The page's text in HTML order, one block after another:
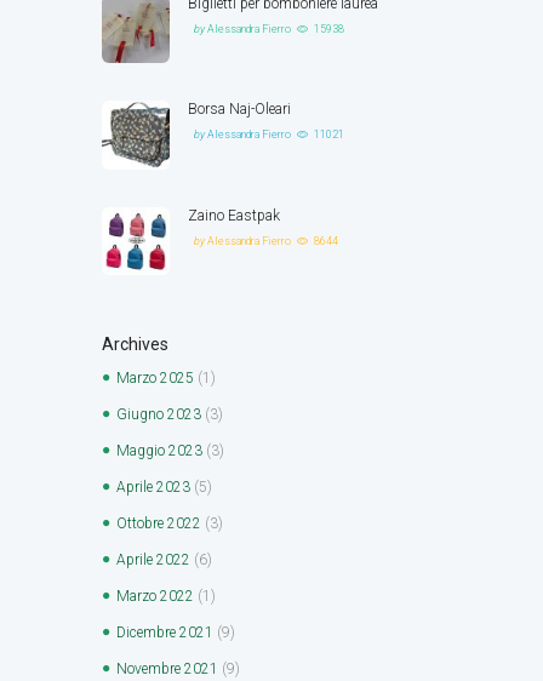
Biglietti per bomboniere laurea
byAlessandra Fierro 15938
Borsa Naj-Oleari
byAlessandra Fierro 11021
Zaino Eastpak
byAlessandra Fierro 8644
Archives
Marzo 2025 (1)
Giugno 2023 (3)
Maggio 2023 (3)
Aprile 2023 (5)
Ottobre 2022 (3)
Aprile 2022 (6)
Marzo 2022 (1)
Dicembre 2021 (9)
Novembre 2021 (9)